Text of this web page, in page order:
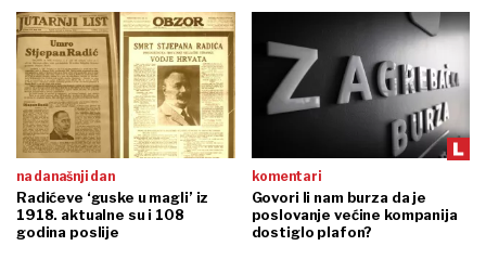
na današnji dan
Radićeve ‘guske u magli’ iz
1918. aktualne su i 108
godina poslije
komentari
Govori li nam burza da je
poslovanje većine kompanija
dostiglo plafon?